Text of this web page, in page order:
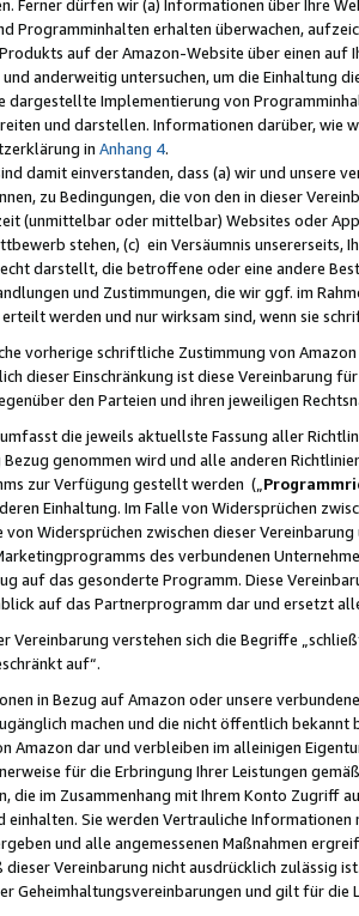
Ferner dürfen wir (a) Informationen über Ihre
Programminhalten erhalten überwachen,
auf der Amazon-Website über einen
anderweitig untersuchen, um die Einhaltung
dargestellte Implementierung von
und darstellen. Informationen darüber, wie
in Anhang 4.
damit einverstanden, dass (a) wir und
zu Bedingungen, die von den in dieser
(unmittelbar oder mittelbar) Websites oder
stehen, (c) ein Versäumnis unsererseits,
darstellt, die betroffene oder eine andere
und Zustimmungen, die wir ggf. im
werden und nur wirksam sind, wenn sie
vorherige schriftliche Zustimmung von
dieser Einschränkung ist diese Vereinbarung
den Parteien und ihren jeweiligen
die jeweils aktuellste Fassung aller
genommen wird und alle anderen
zur Verfügung gestellt werden („
Einhaltung. Im Falle von Widersprüchen
von Widersprüchen zwischen dieser
des verbundenen
auf das gesonderte Programm. Diese
auf das Partnerprogramm dar und ersetzt
Vereinbarung verstehen sich die Begriffe
auf“.
in Bezug auf Amazon oder unsere
machen und die nicht öffentlich
Amazon dar und verbleiben im alleinigen
für die Erbringung Ihrer Leistungen
die im Zusammenhang mit Ihrem Konto
einhalten. Sie werden Vertrauliche
und alle angemessenen Maßnahmen
dieser Vereinbarung nicht ausdrücklich zulässig
Geheimhaltungsvereinbarungen und gilt für die